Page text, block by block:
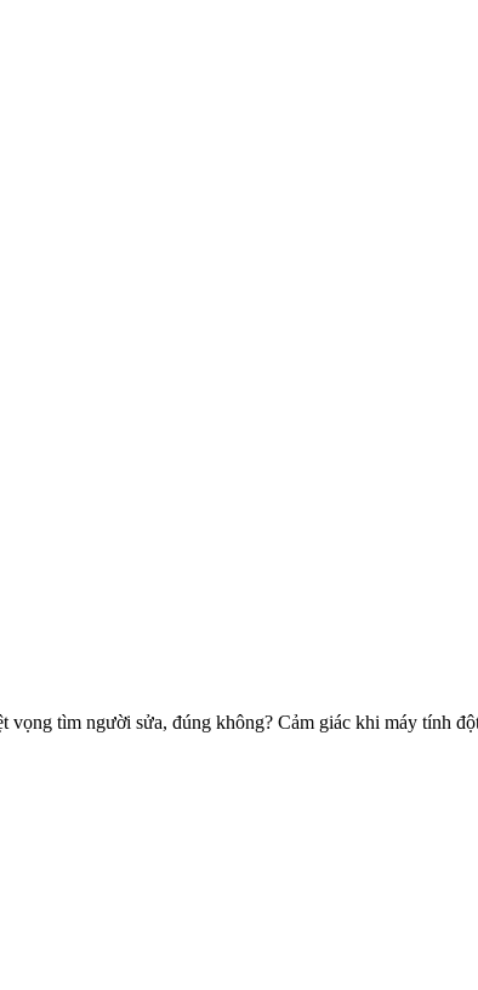
tìm người sửa, đúng không? Cảm giác khi máy tính